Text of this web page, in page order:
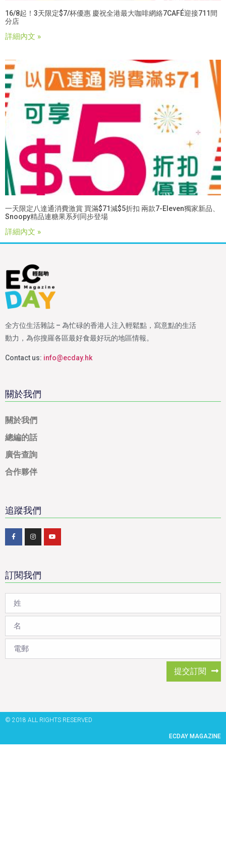
16/8起！3天限定$7/杯優惠 慶祝全港最大咖啡網絡7CAFÉ迎接711間
分店
詳細內文 »
一天限定八達通消費激賞 買滿$71減$5折扣 兩款7-Eleven獨家新品、
Snoopy精品連糖果系列同步登場
詳細內文 »
全方位生活雜誌 – 為忙碌的香港人注入輕鬆點，寫意點的生活
動力，為你搜羅各區最好食最好玩的地區情報。
Contact us: info@ecday.hk
關於我們
關於我們
總編的話
廣告查詢
合作夥伴
追蹤我們
訂閱我們
提交訂閱
© 2018 ALL RIGHTS RESERVED​
ECDAY MAGAZINE